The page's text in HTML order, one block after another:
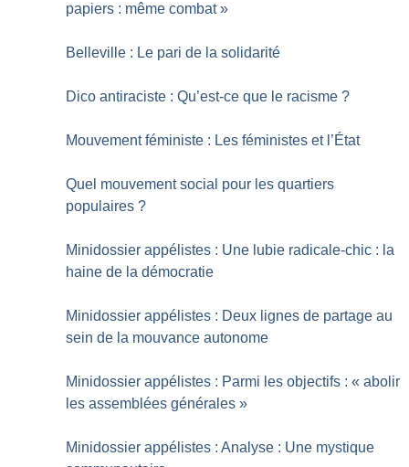
papiers : même combat »
Belleville : Le pari de la solidarité
Dico antiraciste : Qu’est-ce que le racisme ?
Mouvement féministe : Les féministes et l’État
Quel mouvement social pour les quartiers
populaires ?
Minidossier appélistes : Une lubie radicale-chic : la
haine de la démocratie
Minidossier appélistes : Deux lignes de partage au
sein de la mouvance autonome
Minidossier appélistes : Parmi les objectifs : « abolir
les assemblées générales »
Minidossier appélistes : Analyse : Une mystique